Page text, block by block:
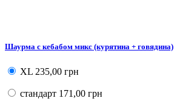
Шаурма с кебабом микс (курятина + говядина)
XL 235,00 грн
стандарт 171,00 грн